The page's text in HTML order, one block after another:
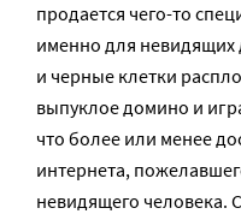
продается чего-то
именно для
и черные клетки
выпуклое домино и
что более или менее
интернета,
невидящего человека.